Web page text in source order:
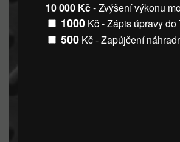
10 000 Kč- Zvýšení výkonu
1000 Kč - Zápis úpravy do
500 Kč - Zapůjčení